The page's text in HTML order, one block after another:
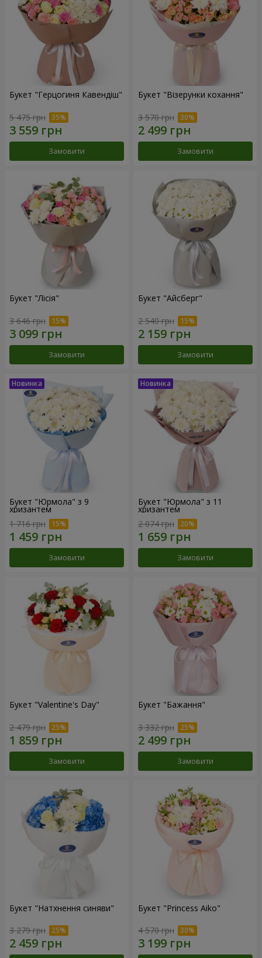
Букет "Герцогиня Кавендіш"
5 475 грн
Замовити
Букет "Візерунки кохання"
3 570 грн
Замовити
Букет "Лісія"
3 646 грн
Замовити
Букет "Айсберг"
2 540 грн
Замовити
Букет "Юрмола" з 9
хризантем
1 716 грн
Замовити
Букет "Юрмола" з 11
хризантем
2 074 грн
Замовити
Букет "Valentine's Day"
2 479 грн
Замовити
Букет "Бажання"
3 332 грн
Замовити
Букет "Натхнення синяви"
3 279 грн
Букет "Princess Aiko"
4 570 грн